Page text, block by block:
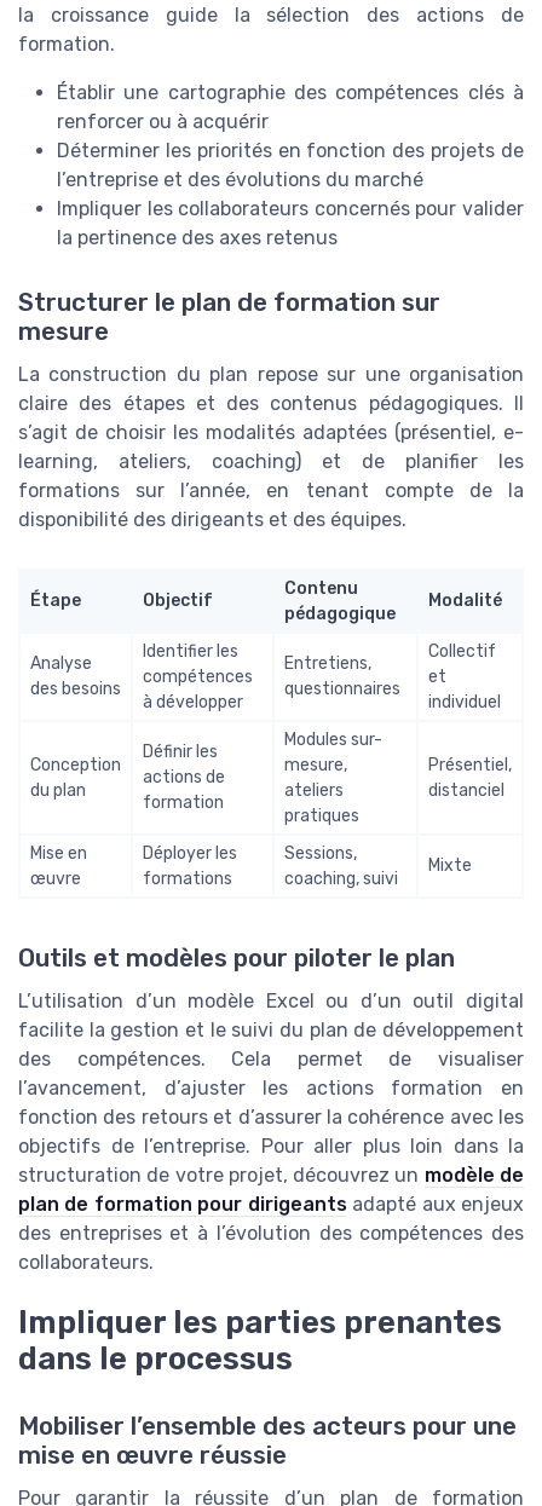
la croissance guide la sélection des actions de
formation.
Établir une cartographie des compétences clés à
renforcer ou à acquérir
Déterminer les priorités en fonction des projets de
l’entreprise et des évolutions du marché
Impliquer les collaborateurs concernés pour valider
la pertinence des axes retenus
Structurer le plan de formation sur
mesure
La construction du plan repose sur une organisation
claire des étapes et des contenus pédagogiques. Il
s’agit de choisir les modalités adaptées (présentiel, e-
learning, ateliers, coaching) et de planifier les
formations sur l’année, en tenant compte de la
disponibilité des dirigeants et des équipes.
Étape Objectif
Contenu
pédagogique
Modalité
Analyse
des besoins
Identifier les
compétences
à développer
Entretiens,
questionnaires
Collectif
et
individuel
Conception
du plan
Définir les
actions de
formation
Modules sur-
mesure,
ateliers
pratiques
Présentiel,
distanciel
Mise en
œuvre
Déployer les
formations
Sessions,
coaching, suivi
Mixte
Outils et modèles pour piloter le plan
L’utilisation d’un modèle Excel ou d’un outil digital
facilite la gestion et le suivi du plan de développement
des compétences. Cela permet de visualiser
l’avancement, d’ajuster les actions formation en
fonction des retours et d’assurer la cohérence avec les
objectifs de l’entreprise. Pour aller plus loin dans la
structuration de votre projet, découvrez un modèle de
plan de formation pour dirigeantsadapté aux enjeux
des entreprises et à l’évolution des compétences des
collaborateurs.
Impliquer les parties prenantes
dans le processus
Mobiliser l’ensemble des acteurs pour une
mise en œuvre réussie
Pour garantir la réussite d’un plan de formation